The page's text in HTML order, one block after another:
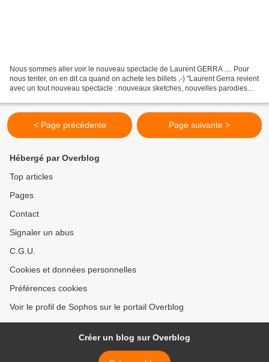
Nous sommes aller voir le nouveau spectacle de Laurent GERRA .... Pour
nous tenter, on en dit ca quand on achete les billets ,-) "Laurent Gerra revient
avec un tout nouveau spectacle : nouveaux sketches, nouvelles parodies
< Page précédente Page suivante >
Hébergé par Overblog
Top articles
Pages
Contact
Signaler un abus
C.G.U.
Cookies et données personnelles
Préférences cookies
Voir le profil de Sophos sur le portail Overblog
Créer un blog sur Overblog